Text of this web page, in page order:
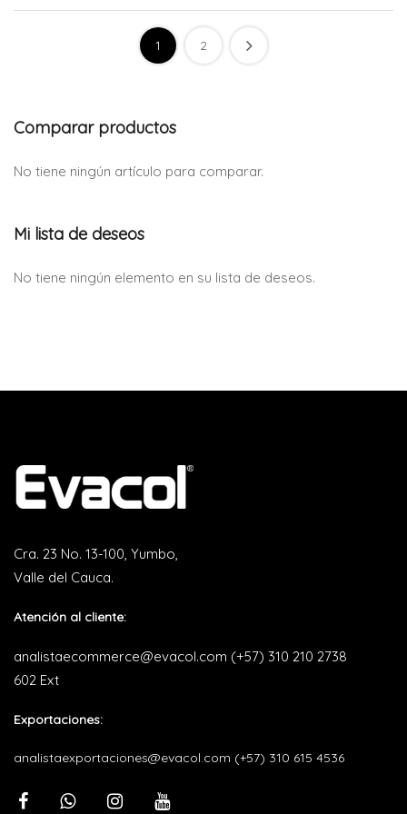
1 2
Comparar productos
No tiene ningún artículo para comparar.
Mi lista de deseos
No tiene ningún elemento en su lista de deseos.
Cra. 23 No. 13-100, Yumbo,
Valle del Cauca.
Atención al cliente:
analistaecommerce@evacol.com (+57) 310 210 2738
602 Ext
Exportaciones:
analistaexportaciones@evacol.com (+57) 310 615 4536